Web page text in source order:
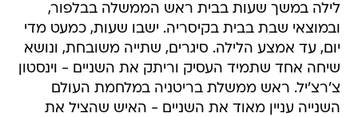
לילה במשך שעות בבית ראש הממשלה בבלפור,
ובמוצאי שבת בבית בקיסריה. ישבו שעות, כמעט מדי
יום, עד אמצע הלילה. סיגרים, שתייה משובחת, ונושא
שיחה אחד שתמיד העסיק וריתק את השניים - וינסטון
צ'רצ'יל. ראש ממשלת בריטניה במלחמת העולם
השנייה עניין מאוד את השניים - האיש שהציל את